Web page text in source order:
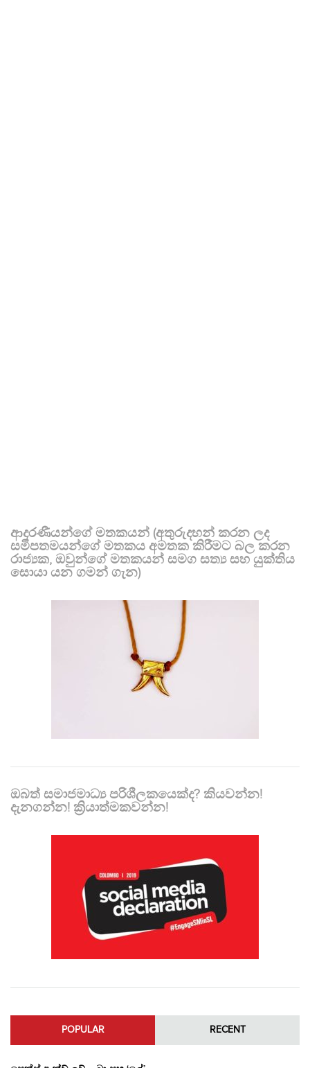
ආදරණීයන්ගේ මතකයන් (අතුරුදහන් කරන ලද
සමීපතමයන්ගේ මතකය අමතක කිරීමට බල කරන
රාජ්‍යක, ඔවුන්ගේ මතකයන් සමග සත්‍ය සහ යුක්තිය
සොයා යන ගමන් ගැන)
ඔබත් සමාජමාධ්‍ය පරිශීලකයෙක්ද? කියවන්න!
දැනගන්න! ක්‍රියාත්මකවන්න!
POPULAR RECENT